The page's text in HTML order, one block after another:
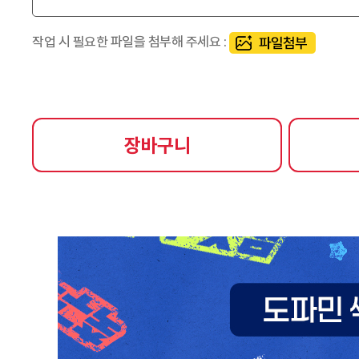
작업 시 필요한 파일을 첨부해 주세요 :
장바구니